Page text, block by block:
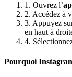
1. Ouvrez l’
2. Accédez à
3. Appuyez
en haut à
4.
Pourquoi